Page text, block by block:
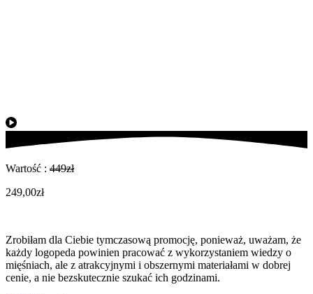
Wartość : 449zł
249,00zł
Zrobiłam dla Ciebie tymczasową promocję, ponieważ, uważam, że
każdy logopeda powinien pracować z wykorzystaniem wiedzy o
mięśniach, ale z atrakcyjnymi i obszernymi materiałami w dobrej
cenie, a nie bezskutecznie szukać ich godzinami.